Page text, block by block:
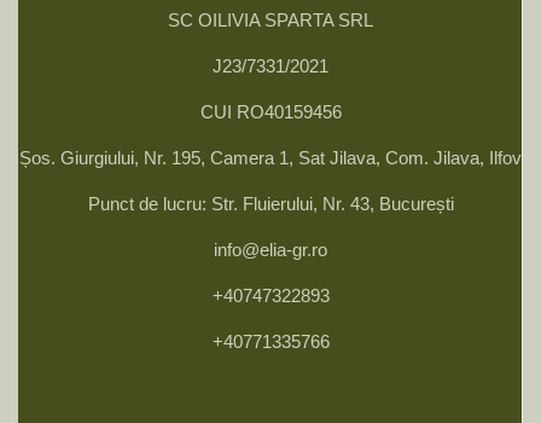
SC OILIVIA SPARTA SRL
J23/7331/2021
CUI RO40159456
Șos. Giurgiului, Nr. 195, Camera 1, Sat Jilava, Com. Jilava, Ilfov
Punct de lucru: Str. Fluierului, Nr. 43, București
info@elia-gr.ro
+40747322893
+40771335766